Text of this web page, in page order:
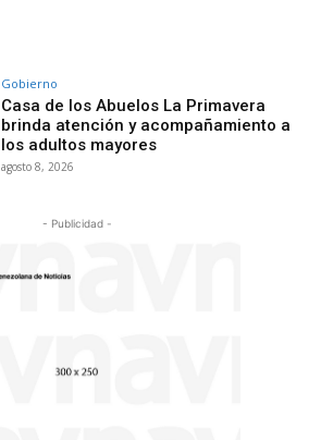
Gobierno
Casa de los Abuelos La Primavera
brinda atención y acompañamiento a
los adultos mayores
agosto 8, 2026
- Publicidad -